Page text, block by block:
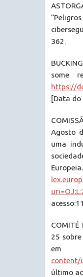
362.
some
https://
[Data do
Agosto
uma
COMITÉ
25
content/
último